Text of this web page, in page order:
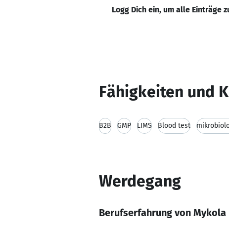
Logg Dich ein, um alle Einträge
Fähigkeiten und
B2B GMP LIMS Blood test
Werdegang
Berufserfahrung von Mykola